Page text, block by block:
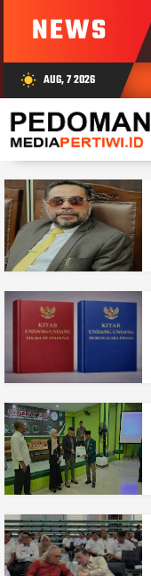
NEWS
wb_sunny AUG, 7 2026